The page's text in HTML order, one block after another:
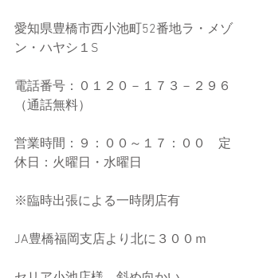
愛知県豊橋市西小池町52番地ラ・メゾ
ン・ハヤシ１S
電話番号：０１２０－１７３－２９６
（通話無料）
営業時間：９：００～１７：００　定
休日：火曜日・水曜日
※臨時出張による一時閉店有
JA豊橋福岡支店より北に３００ｍ